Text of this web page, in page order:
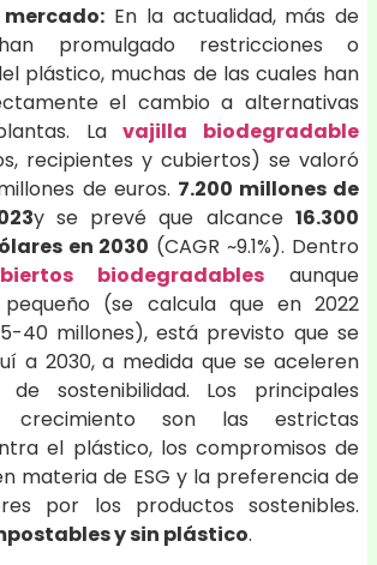
En la actualidad, más de
promulgado restricciones o
plástico, muchas de las cuales han
el cambio a alternativas
Lavajilla biodegradable
recipientes y cubiertos) se valoró
de euros. 7.200 millones de
y se prevé que alcance16.300
en 2030 (CAGR ~9.1%). Dentro
biodegradablesaunque
(se calcula que en 2022
40 millones), está previsto que se
a 2030, a medida que se aceleren
sostenibilidad. Los principales
crecimiento son las estrictas
el plástico, los compromisos de
materia de ESG y la preferencia de
por los productos sostenibles.
y sin plástico.